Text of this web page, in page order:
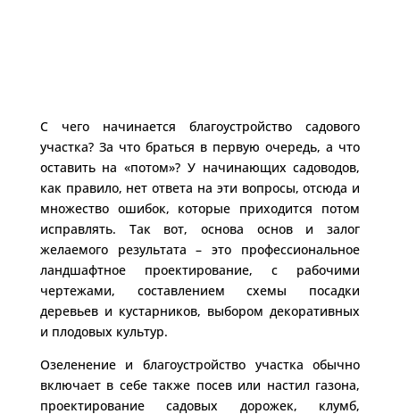
С чего начинается благоустройство садового
участка? За что браться в первую очередь, а что
оставить на «потом»? У начинающих садоводов,
как правило, нет ответа на эти вопросы, отсюда и
множество ошибок, которые приходится потом
исправлять. Так вот, основа основ и залог
желаемого результата – это профессиональное
ландшафтное проектирование, с рабочими
чертежами, составлением схемы посадки
деревьев и кустарников, выбором декоративных
и плодовых культур.
Озеленение и благоустройство участка обычно
включает в себе также посев или настил газона,
проектирование садовых дорожек, клумб,